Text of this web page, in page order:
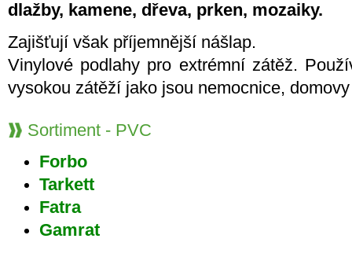
dlažby, kamene, dřeva, prken, mozaiky.
Zajišťují však příjemnější nášlap.
Vinylové podlahy pro extrémní zátěž.
vysokou zátěží jako jsou nemocnice,
Sortiment - PVC
Forbo
Tarkett
Fatra
Gamrat